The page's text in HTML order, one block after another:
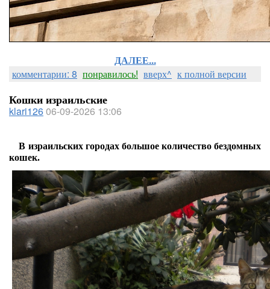
ДАЛЕЕ...
комментарии: 8 понравилось! вверх^ к полной версии
Кошки израильские
klari12606-09-2026 13:06
В израильских городах большое количество бездомных
кошек.